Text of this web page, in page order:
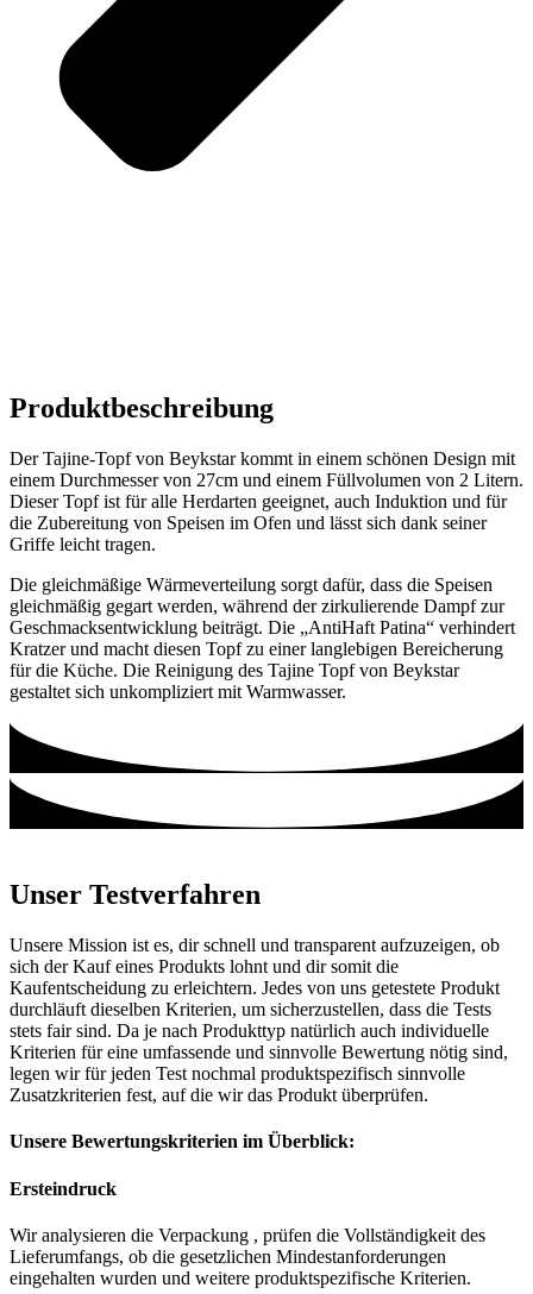
Produktbeschreibung
Der Tajine-Topf von Beykstar kommt in einem schönen Design mit
einem Durchmesser von 27cm und einem Füllvolumen von 2 Litern.
Dieser Topf ist für alle Herdarten geeignet, auch Induktion und für
die Zubereitung von Speisen im Ofen und lässt sich dank seiner
Griffe leicht tragen.
Die gleichmäßige Wärmeverteilung sorgt dafür, dass die Speisen
gleichmäßig gegart werden, während der zirkulierende Dampf zur
Geschmacksentwicklung beiträgt. Die „AntiHaft Patina“ verhindert
Kratzer und macht diesen Topf zu einer langlebigen Bereicherung
für die Küche. Die Reinigung des Tajine Topf von Beykstar
gestaltet sich unkompliziert mit Warmwasser.
Unser Testverfahren
Unsere Mission ist es, dir schnell und transparent aufzuzeigen, ob
sich der Kauf eines Produkts lohnt und dir somit die
Kaufentscheidung zu erleichtern. Jedes von uns getestete Produkt
durchläuft dieselben Kriterien, um sicherzustellen, dass die Tests
stets fair sind. Da je nach Produkttyp natürlich auch individuelle
Kriterien für eine umfassende und sinnvolle Bewertung nötig sind,
legen wir für jeden Test nochmal produktspezifisch sinnvolle
Zusatzkriterien fest, auf die wir das Produkt überprüfen.
Unsere Bewertungskriterien im Überblick:
Ersteindruck
Wir analysieren die Verpackung , prüfen die Vollständigkeit des
Lieferumfangs, ob die gesetzlichen Mindestanforderungen
eingehalten wurden und weitere produktspezifische Kriterien.